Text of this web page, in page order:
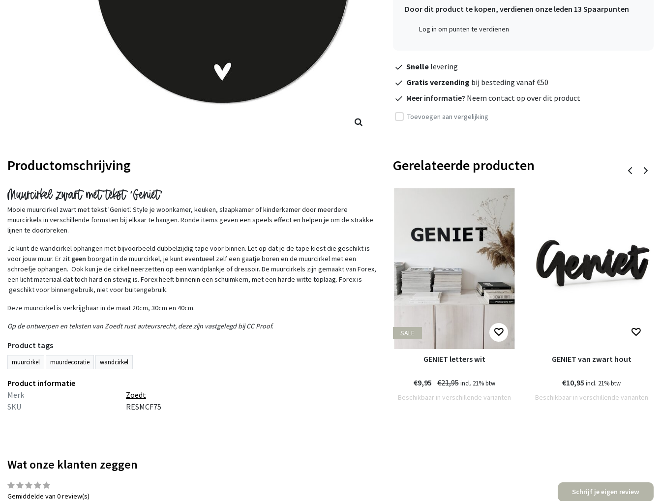
Door dit product te kopen, verdienen onze leden 13 Spaarpunten
Log in om punten te verdienen
Snelle levering
Gratis verzending bij besteding vanaf €50
Meer informatie? Neem contact op over dit product
Toevoegen aan vergelijking
Productomschrijving
Muurcirkel zwart met tekst 'Geniet'
Mooie muurcirkel zwart met tekst 'Geniet'. Style je woonkamer, keuken, slaapkamer of kinderkamer door meerdere
muurcirkels in verschillende formaten bij elkaar te hangen. Ronde items geven een speels effect en helpen je om de strakke
lijnen te doorbreken.
Je kunt de wandcirkel ophangen met bijvoorbeeld dubbelzijdig tape voor binnen. Let op dat je de tape kiest die geschikt is
voor jouw muur. Er zit geen boorgat in de muurcirkel, je kunt eventueel zelf een gaatje boren en de muurcirkel met een
schroefje ophangen. Ook kun je de cirkel neerzetten op een wandplankje of dressoir. De muurcirkels zijn gemaakt van Forex,
een licht materiaal dat toch hard en stevig is. Forex heeft binnenin een schuimkern, met een harde witte toplaag. Forex is
geschikt voor binnengebruik, niet voor buitengebruik.
Deze muurcirkel is verkrijgbaar in de maat 20cm, 30cm en 40cm.
Op de ontwerpen en teksten van Zoedt rust auteursrecht, deze zijn vastgelegd bij CC Proof.
Product tags
muurcirkel muurdecoratie wandcirkel
Product informatie
Merk
Zoedt
SKU
RESMCF75
Gerelateerde producten
Muurcirkel (binnen) olijfgroen met
Beschikbaar in verschillende varianten
SALE
GENIET letters wit
€9,95 €21,95 incl. 21% btw
Beschikbaar in verschillende varianten
GENIET van zwart hout
€10,95 incl. 21% btw
Beschikbaar in verschillende varianten
Wat onze klanten zeggen
Gemiddelde van 0 review(s) Schrijf je eigen review